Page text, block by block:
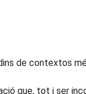
de contextos
que, tot i ser